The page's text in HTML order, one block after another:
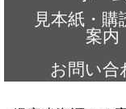
見本紙・購
案内
お問い合